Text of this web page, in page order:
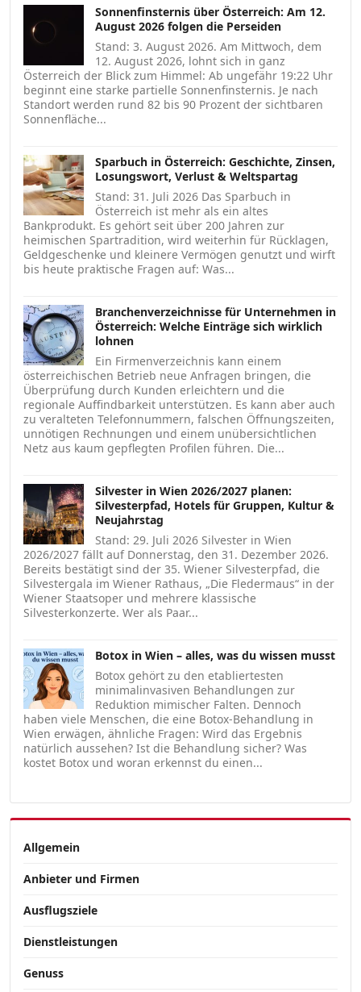
Sonnenfinsternis über Österreich: Am 12.
August 2026 folgen die Perseiden
Stand: 3. August 2026. Am Mittwoch, dem
12. August 2026, lohnt sich in ganz
Österreich der Blick zum Himmel: Ab ungefähr 19:22 Uhr
beginnt eine starke partielle Sonnenfinsternis. Je nach
Standort werden rund 82 bis 90 Prozent der sichtbaren
Sonnenfläche...
Sparbuch in Österreich: Geschichte, Zinsen,
Losungswort, Verlust & Weltspartag
Stand: 31. Juli 2026 Das Sparbuch in
Österreich ist mehr als ein altes
Bankprodukt. Es gehört seit über 200 Jahren zur
heimischen Spartradition, wird weiterhin für Rücklagen,
Geldgeschenke und kleinere Vermögen genutzt und wirft
bis heute praktische Fragen auf: Was...
Branchenverzeichnisse für Unternehmen in
Österreich: Welche Einträge sich wirklich
lohnen
Ein Firmenverzeichnis kann einem
österreichischen Betrieb neue Anfragen bringen, die
Überprüfung durch Kunden erleichtern und die
regionale Auffindbarkeit unterstützen. Es kann aber auch
zu veralteten Telefonnummern, falschen Öffnungszeiten,
unnötigen Rechnungen und einem unübersichtlichen
Netz aus kaum gepflegten Profilen führen. Die...
Silvester in Wien 2026/2027 planen:
Silvesterpfad, Hotels für Gruppen, Kultur &
Neujahrstag
Stand: 29. Juli 2026 Silvester in Wien
2026/2027 fällt auf Donnerstag, den 31. Dezember 2026.
Bereits bestätigt sind der 35. Wiener Silvesterpfad, die
Silvestergala im Wiener Rathaus, „Die Fledermaus“ in der
Wiener Staatsoper und mehrere klassische
Silvesterkonzerte. Wer als Paar...
Botox in Wien – alles, was du wissen musst
Botox gehört zu den etabliertesten
minimalinvasiven Behandlungen zur
Reduktion mimischer Falten. Dennoch
haben viele Menschen, die eine Botox-Behandlung in
Wien erwägen, ähnliche Fragen: Wird das Ergebnis
natürlich aussehen? Ist die Behandlung sicher? Was
kostet Botox und woran erkennst du einen...
Allgemein
Anbieter und Firmen
Ausflugsziele
Dienstleistungen
Genuss